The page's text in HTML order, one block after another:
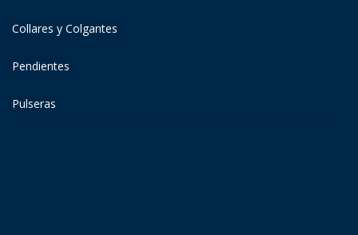
Collares y Colgantes
Pendientes
Pulseras